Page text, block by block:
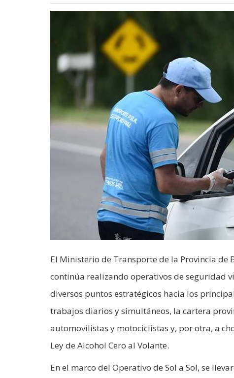
El Ministerio de Transporte de la Provincia de
continúa realizando operativos de seguridad
diversos puntos estratégicos hacia los
trabajos diarios y simultáneos, la cartera
automovilistas y motociclistas y, por otra, a
Ley de Alcohol Cero al Volante.
En el marco del Operativo de Sol a Sol, se